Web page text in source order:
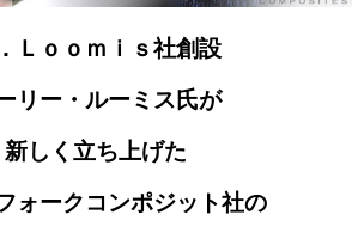
Ｌｏｏｍｉｓ社創設
リー・ルーミス氏が
新しく立ち上げた
ォークコンポジット社の